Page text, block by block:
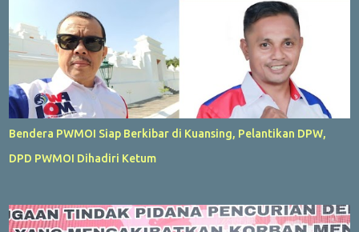
Bendera PWMOI Siap Berkibar di Kuansing, Pelantikan DPW,
DPD PWMOI Dihadiri Ketum